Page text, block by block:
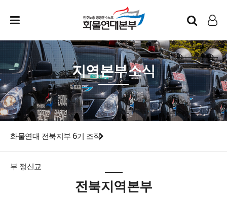
인트라넷
LOG IN
지역본부소식
화물연대 전북지부 6기 조직
부 정신교
전북지역본부